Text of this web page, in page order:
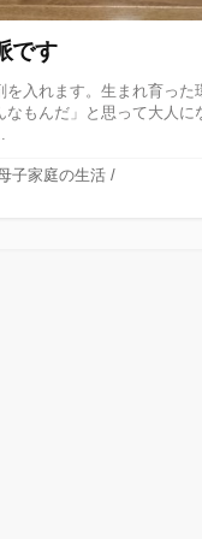
です
入れます。生まれ育った
もんだ」と思って大人に
子家庭の生活 /